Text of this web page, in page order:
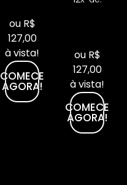
ou R$
127,00
à vista!
COMECE
AGORA!
ou R$
127,00
à vista!
COMECE
AGORA!